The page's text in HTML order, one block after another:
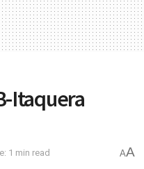
Itaquera
1 min read AA